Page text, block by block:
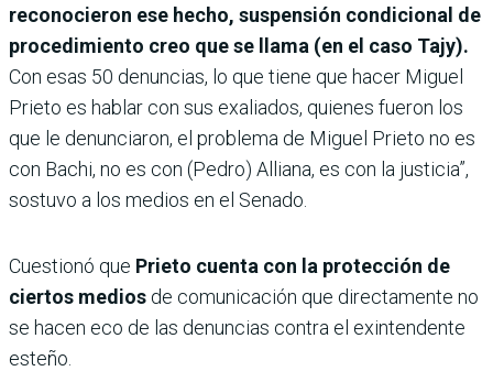
reconocieron ese hecho, suspensión condicional de
procedimiento creo que se llama (en el caso Tajy).
Con esas 50 denuncias, lo que tiene que hacer Miguel
Prieto es hablar con sus exaliados, quienes fueron los
que le denunciaron, el problema de Miguel Prieto no es
con Bachi, no es con (Pedro) Alliana, es con la justicia”,
sostuvo a los medios en el Senado.
Cuestionó que Prieto cuenta con la protección de
ciertos medios de comunicación que directamente no
se hacen eco de las denuncias contra el exintendente
esteño.